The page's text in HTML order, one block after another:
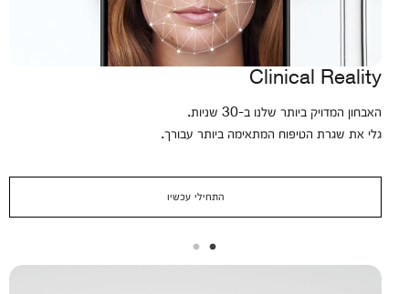
Clinical Reality
האבחון המדויק ביותר שלנו ב-30 שניות.
גלי את שגרת הטיפוח המתאימה ביותר עבורך.
התחילי עכשיו